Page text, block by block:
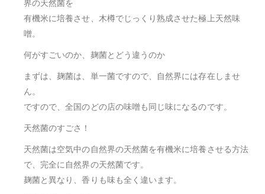
界の天然菌を
有機米に培養させ、木樽でじっくり熟成させた極上天然味
噌。
何がすごいのか、麹菌とどう違うのか
まずは、麹菌は、単一菌ですので、自然界には存在しませ
ん。
ですので、全国のどの店の味噌も同じ味になるのです。
天然菌のすごさ！
天然菌は空気中の自然界の天然菌を有機米に培養させる方法
で、完全に自然界の天然菌です。
麹菌と異なり、香りも味も全く違います。